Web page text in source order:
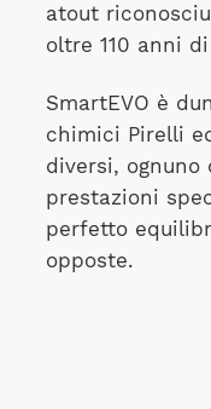
atout
oltre 110 anni
SmartEVO è
chimici Pirelli
diversi,
prestazioni
perfetto
opposte.